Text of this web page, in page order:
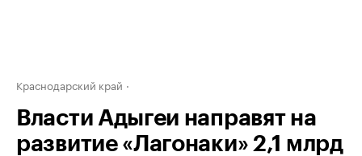
Краснодарский край
Власти Адыгеи направят на
развитие «Лагонаки» 2,1 млрд